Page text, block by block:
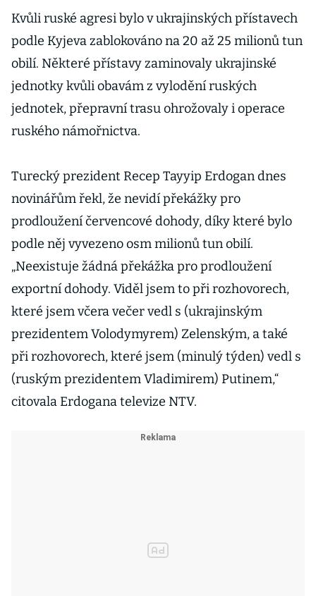
Kvůli ruské agresi bylo v ukrajinských přístavech
podle Kyjeva zablokováno na 20 až 25 milionů tun
obilí. Některé přístavy zaminovaly ukrajinské
jednotky kvůli obavám z vylodění ruských
jednotek, přepravní trasu ohrožovaly i operace
ruského námořnictva.
Turecký prezident Recep Tayyip Erdogan dnes
novinářům řekl, že nevidí překážky pro
prodloužení červencové dohody, díky které bylo
podle něj vyvezeno osm milionů tun obilí.
„Neexistuje žádná překážka pro prodloužení
exportní dohody. Viděl jsem to při rozhovorech,
které jsem včera večer vedl s (ukrajinským
prezidentem Volodymyrem) Zelenským, a také
při rozhovorech, které jsem (minulý týden) vedl s
(ruským prezidentem Vladimirem) Putinem,“
citovala Erdogana televize NTV.